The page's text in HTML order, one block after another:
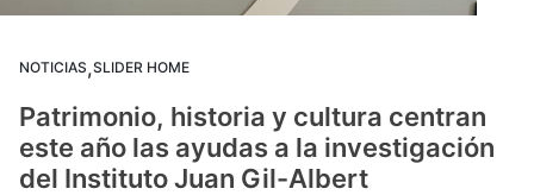
NOTICIAS,SLIDER HOME
Patrimonio, historia y cultura centran
este año las ayudas a la investigación
del Instituto Juan Gil-Albert